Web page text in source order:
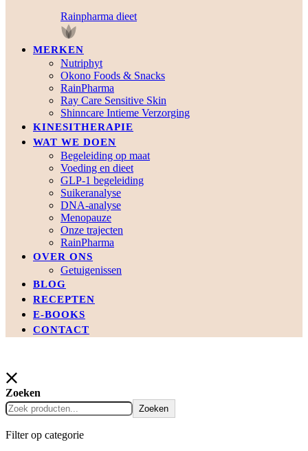
Rainpharma dieet
MERKEN
Nutriphyt
Okono Foods & Snacks
RainPharma
Ray Care Sensitive Skin
Shinncare Intieme Verzorging
KINESITHERAPIE
WAT WE DOEN
Begeleiding op maat
Voeding en dieet
GLP-1 begeleiding
Suikeranalyse
DNA-analyse
Menopauze
Onze trajecten
RainPharma
OVER ONS
Getuigenissen
BLOG
RECEPTEN
E-BOOKS
CONTACT
Zoeken
Zoeken
Filter op categorie